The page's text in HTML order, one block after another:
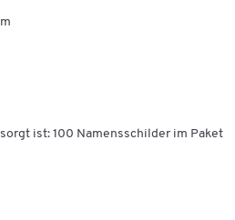
ist: 100 Namensschilder im Paket